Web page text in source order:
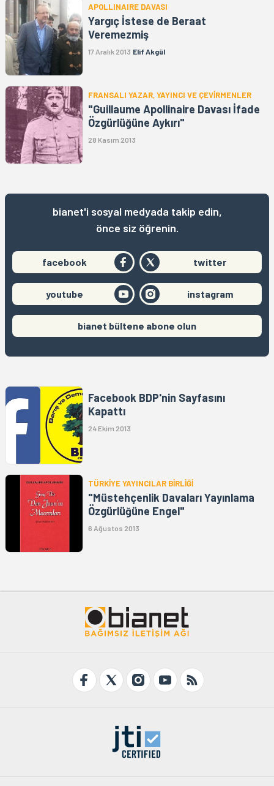
APOLLINAIRE DAVASI
Yargıç İstese de Beraat
Veremezmiş
17 Aralık 2013 Elif Akgül
FRANSALI YAZAR, YAYINCI VE ÇEVİRMENLER
"Guillaume Apollinaire Davası İfade
Özgürlüğüne Aykırı"
28 Kasım 2013
bianet'i sosyal medyada takip edin,
önce siz öğrenin.
facebook twitter
youtube instagram
bianet bültene abone olun
Facebook BDP'nin Sayfasını
Kapattı
24 Ekim 2013
TÜRKİYE YAYINCILAR BİRLİĞİ
"Müstehçenlik Davaları Yayınlama
Özgürlüğüne Engel"
6 Ağustos 2013